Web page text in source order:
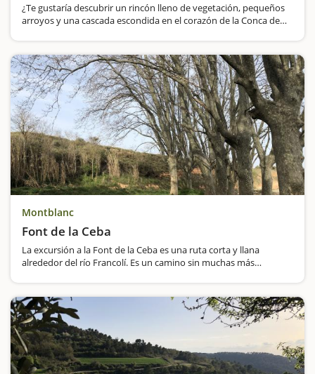
¿Te gustaría descubrir un rincón lleno de vegetación, pequeños
arroyos y una cascada escondida en el corazón de la Conca de
Montblanc
Font de la Ceba
La excursión a la Font de la Ceba es una ruta corta y llana
alrededor del río Francolí. Es un camino sin muchas más